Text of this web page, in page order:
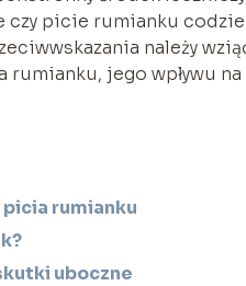
czy picie rumianku
należy
rumianku, jego wpływu
rumianku
uboczne